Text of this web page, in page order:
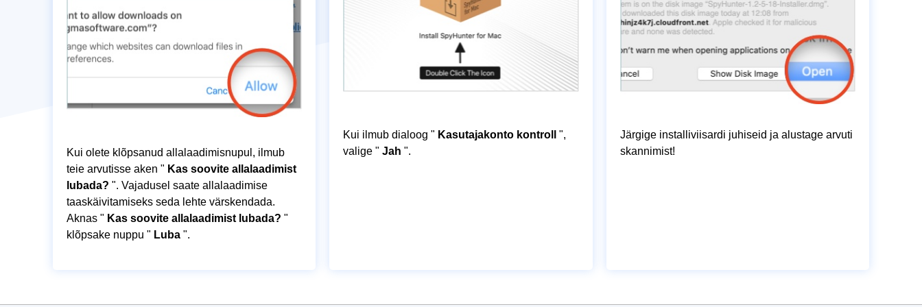
Kui olete klõpsanud allalaadimisnupul, ilmub
teie arvutisse aken " Kas soovite allalaadimist
lubada? ". Vajadusel saate allalaadimise
taaskäivitamiseks seda lehte värskendada.
Aknas " Kas soovite allalaadimist lubada? "
klõpsake nuppu " Luba ".
Kui ilmub dialoog " Kasutajakonto kontroll
",
valige "Jah ".
Järgige installiviisardi juhiseid ja alustage arvuti
skannimist!